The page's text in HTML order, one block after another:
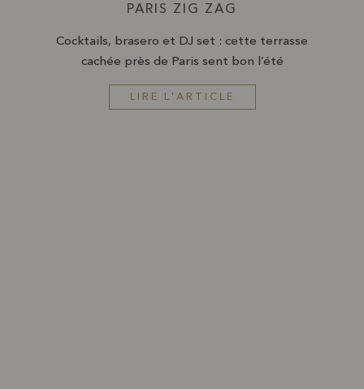
PARIS ZIG ZAG
Cocktails, brasero et DJ set : cette terrasse
cachée près de Paris sent bon l’été
LIRE L'ARTICLE